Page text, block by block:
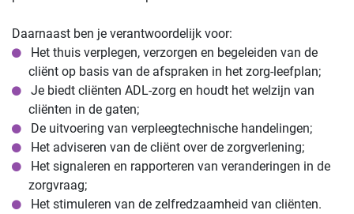
Daarnaast ben je verantwoordelijk voor:
Het thuis verplegen, verzorgen en begeleiden van de
cliënt op basis van de afspraken in het zorg-leefplan;
Je biedt cliënten ADL-zorg en houdt het welzijn van
cliënten in de gaten;
De uitvoering van verpleegtechnische handelingen;
Het adviseren van de cliënt over de zorgverlening;
Het signaleren en rapporteren van veranderingen in de
zorgvraag;
Het stimuleren van de zelfredzaamheid van cliënten.